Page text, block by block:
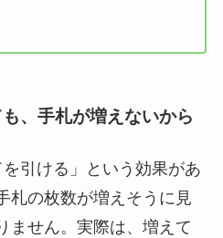
、手札が増えないから
を引ける」という効果があ
札の枚数が増えそうに見
ません。実際は、増えて